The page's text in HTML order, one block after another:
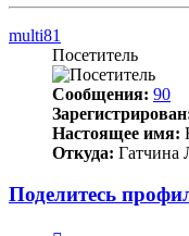
multi81
Посетитель
Сообщения: 90
Настоящее имя:
Откуда: Гатчина
Поделитесь